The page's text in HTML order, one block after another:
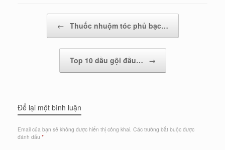
← Thuốc nhuộm tóc phủ bạc…
Top 10 dầu gội đầu… →
Để lại một bình luận
Email của bạn sẽ không được hiển thị công khai. Các trường bắt buộc được
đánh dấu *